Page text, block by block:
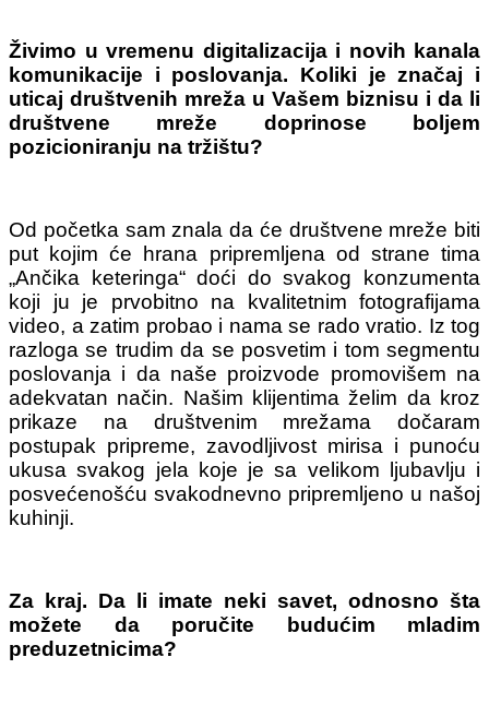
Živimo u vremenu digitalizacija i novih kanala
komunikacije i poslovanja. Koliki je značaj i
uticaj društvenih mreža u Vašem biznisu i da li
društvene mreže doprinose boljem
pozicioniranju na tržištu?
Od početka sam znala da će društvene mreže biti
put kojim će hrana pripremljena od strane tima
„Ančika keteringa“ doći do svakog konzumenta
koji ju je prvobitno na kvalitetnim fotografijama
video, a zatim probao i nama se rado vratio. Iz tog
razloga se trudim da se posvetim i tom segmentu
poslovanja i da naše proizvode promovišem na
adekvatan način. Našim klijentima želim da kroz
prikaze na društvenim mrežama dočaram
postupak pripreme, zavodljivost mirisa i punoću
ukusa svakog jela koje je sa velikom ljubavlju i
posvećenošću svakodnevno pripremljeno u našoj
kuhinji.
Za kraj. Da li imate neki savet, odnosno šta
možete da poručite budućim mladim
preduzetnicima?